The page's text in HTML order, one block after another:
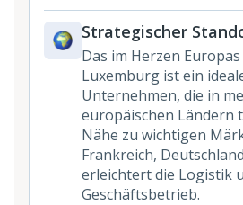
Strategischer
Das im Herzen
Luxemburg ist ein
Unternehmen, die in
europäischen Ländern
Nähe zu wichtigen
Frankreich,
erleichtert die Logistik
Geschäftsbetrieb.